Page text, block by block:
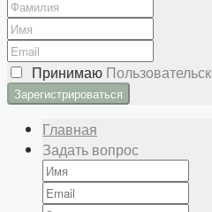
Принимаю
Главная
Задать вопрос